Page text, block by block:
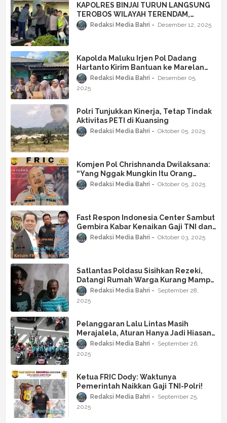
KAPOLRES BINJAI TURUN LANGSUNG
TEROBOS WILAYAH TERENDAM,
SALURKAN BANTUAN DAN LAYANAN
KESEHATAN UNTUK KORBAN BANJIR
Redaksi Media Bahri Desember 12, 2025
Kapolda Maluku Irjen Pol Dadang
Hartanto Kirim Bantuan ke Marelan
Pesan Tegas: Polri Tak Boleh Tutup
Mata Ketika Rakyat Tenggelam oleh
Redaksi Media Bahri
Desember 05,
2025
Polri Tunjukkan Kinerja, Tetap Tindak
Aktivitas PETI di Kuansing
Redaksi Media Bahri Oktober 05, 2025
Komjen Pol Chrishnanda Dwilaksana:
“Yang Nggak Mungkin Itu Orang
Makan Kepalanya Sendiri, Tapi
Reformasi Polri Pasti Bisa”
Redaksi Media Bahri Oktober 05, 2025
Fast Respon Indonesia Center Sambut
Gembira Kabar Kenaikan Gaji TNI dan
PolriRedaksi Media Bahri Oktober 03, 2025
Satlantas Poldasu Sisihkan Rezeki,
Datangi Rumah Warga Kurang Mampu
di Medan dan Deli Serdang
Redaksi Media Bahri
September 28,
2025
Pelanggaran Lalu Lintas Masih
Merajalela, Aturan Hanya Jadi Hiasan
di Jalan Raya!
Redaksi Media Bahri
September 26,
2025
Ketua FRIC Dody: Waktunya
Pemerintah Naikkan Gaji TNI-Polri!
Redaksi Media Bahri
September 25,
2025